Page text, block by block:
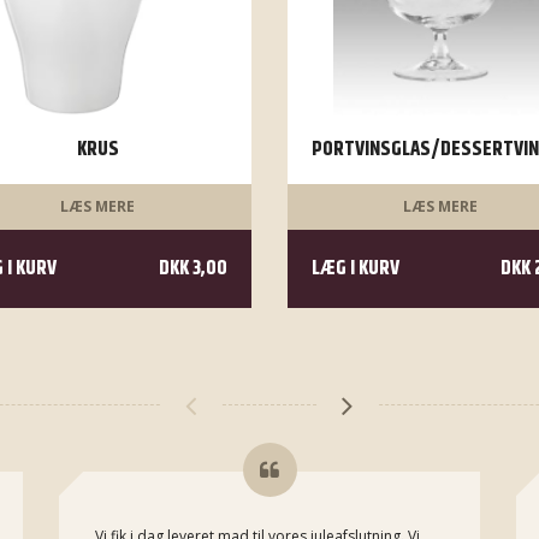
KRUS
LÆS MERE
KURV DKK 3,00
PORTVINSGLAS/
LÆS MERE
LÆG I KURV